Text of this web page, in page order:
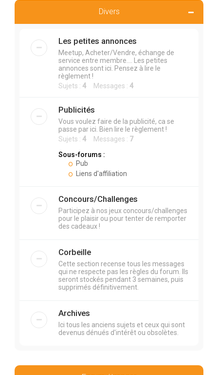
Divers
Les petites annonces
Meetup, Acheter/Vendre, échange de
service entre membre.... Les petites
annonces sont ici. Pensez à lire le
règlement !
Sujets : 4 Messages : 4
Publicités
Vous voulez faire de la publicité, ca se
passe par ici. Bien lire le règlement !
Sujets : 4 Messages : 7
Sous-forums :
Pub
Liens d'affiliation
Concours/Challenges
Participez à nos jeux concours/challenges
pour le plaisir ou pour tenter de remporter
des cadeaux !
Corbeille
Cette section recense tous les messages
qui ne respecte pas les règles du forum. Ils
seront stockés pendant 3 semaines, puis
supprimés définitivement.
Archives
Ici tous les anciens sujets et ceux qui sont
devenus dénués d'intérêt ou obsolètes.